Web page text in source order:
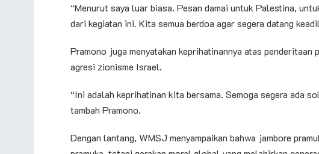
“Menurut saya luar biasa. Pesan damai untuk Palestina,
dari kegiatan ini. Kita semua berdoa agar segera datang
Pramono juga menyatakan keprihatinannya atas
agresi zionisme Israel.
“Ini adalah keprihatinan kita bersama. Semoga segera ada
tambah Pramono.
Dengan lantang, WMSJ menyampaikan bahwa jambore